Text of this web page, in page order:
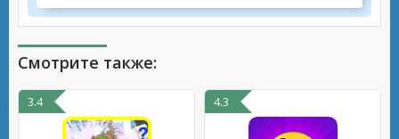
Смотрите также:
3.4 4.3